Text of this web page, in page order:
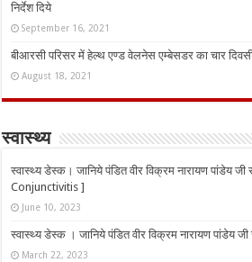
निर्देश दिये
September 16, 2021
बीआरसी परिसर में हेल्थ एण्ड वेलनेस एम्बेसडर का चार
August 18, 2021
स्वास्थ्य
स्वास्थ्य डेस्क। जानिये पंडित वीर विक्रम नारायण
Conjunctivitis ]
June 10, 2023
स्वास्थ्य डेस्क । जानिये पंडित वीर विक्रम नारायण पांडेय
March 22, 2023